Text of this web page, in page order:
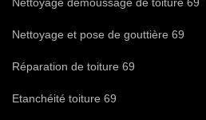
Nettoyage et pose de gouttière 69
Réparation de toiture 69
Etanchéité toiture 69